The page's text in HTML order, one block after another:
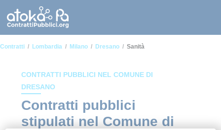
Contratti Lombardia Milano Dresano Sanità
CONTRATTI PUBBLICI NEL COMUNE DI
DRESANO
Contratti pubblici
stipulati nel Comune di